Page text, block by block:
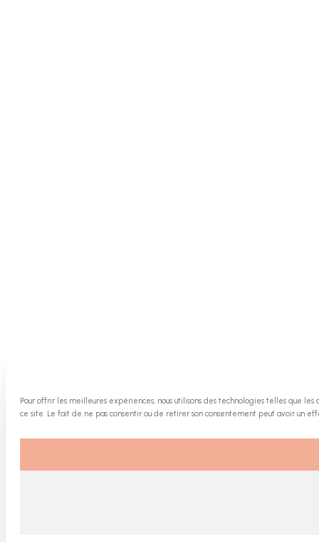
Pour offrir les meilleures expériences, nous utilisons des technologies telles que
ce site. Le fait de ne pas consentir ou de retirer son consentement peut avoir un